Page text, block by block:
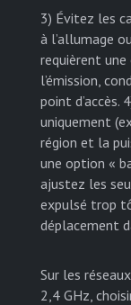
3) Évitez les
à l’allumage
requièrent
l’émission,
point d’accès.
uniquement
région et la
une option «
ajustez les
expulsé trop
déplacement
Sur les
2,4 GHz,